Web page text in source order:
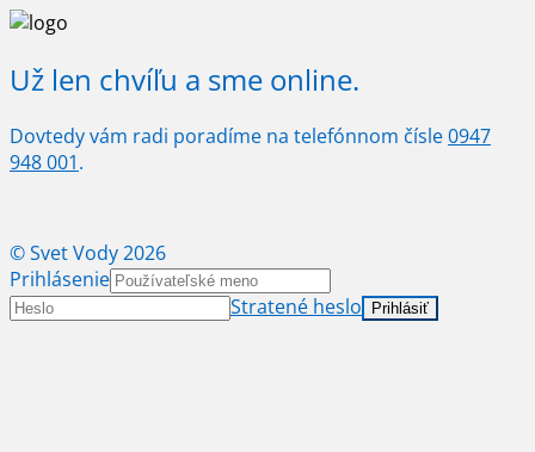
Už len chvíľu a sme online.
Dovtedy vám radi poradíme na telefónnom čísle0947
948 001.
© Svet Vody 2026
Prihlásenie
Stratené heslo